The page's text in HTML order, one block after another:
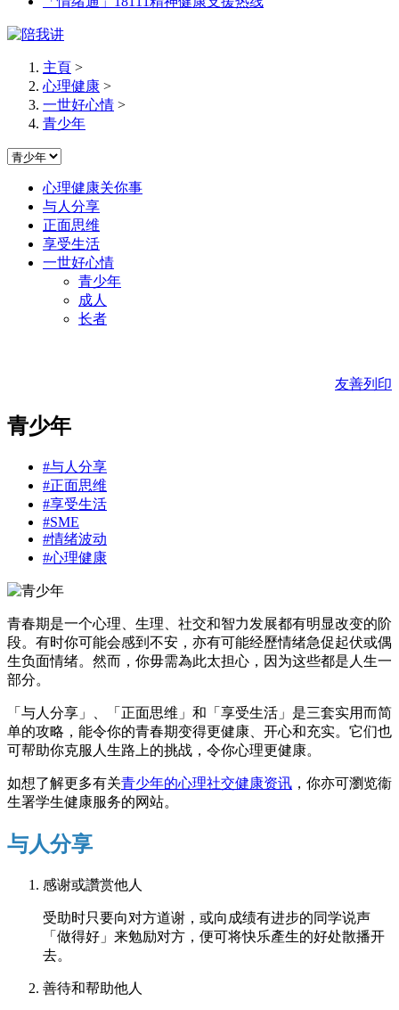
主頁 >
心理健康 >
一世好心情 >
青少年
心理健康关你事
与人分享
正面思维
享受生活
一世好心情
青少年
成人
长者
友善列印
青少年
#与人分享
#正面思维
#享受生活
#SME
#情绪波动
#心理健康
青春期是一个心理、生理、社交和智力发展都有明显改变的阶
段。有时你可能会感到不安，亦有可能经歷情绪急促起伏或偶
生负面情绪。然而，你毋需為此太担心，因为这些都是人生一
部分。
「与人分享」、「正面思维」和「享受生活」是三套实用而简
单的攻略，能令你的青春期变得更健康、开心和充实。它们也
可帮助你克服人生路上的挑战，令你心理更健康。
如想了解更多有关青少年的心理社交健康资讯 ，你亦可瀏览衞
生署学生健康服务的网站。
与人分享
感谢或讚赏他人
受助时只要向对方道谢，或向成绩有进步的同学说声
「做得好」来勉励对方，便可将快乐產生的好处散播开
去。
善待和帮助他人